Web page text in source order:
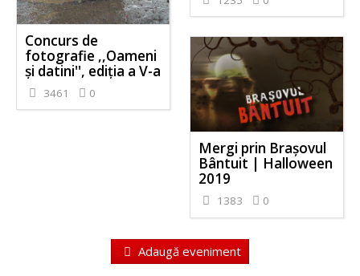
Concurs de
fotografie ,,Oameni
și datini'', ediția a V-a
3461 0
Mergi prin Brașovul
Bântuit | Halloween
2019
1383 0
Adaugă eveniment